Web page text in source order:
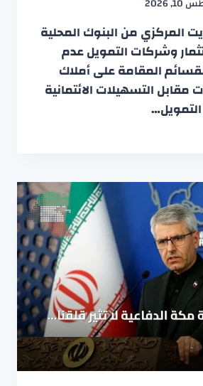
المركزي من البنوك المحلية
وشركات التمويل عدم
المقامة على أملاك
مقابل التسهيلات الائتمانية